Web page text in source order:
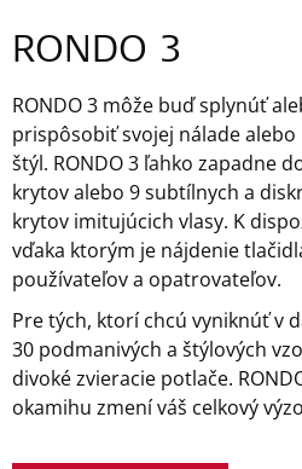
RONDO 3
RONDO 3 môže buď splynúť
prispôsobiť svojej nálade
štýl. RONDO 3 ľahko zapadne
krytov alebo 9 subtílnych a
krytov imitujúcich vlasy. K
vďaka ktorým je nájdenie
používateľov a opatrovateľov.
Pre tých, ktorí chcú vyniknúť v
30 podmanivých a štýlových
divoké zvieracie potlače.
okamihu zmení váš celkový